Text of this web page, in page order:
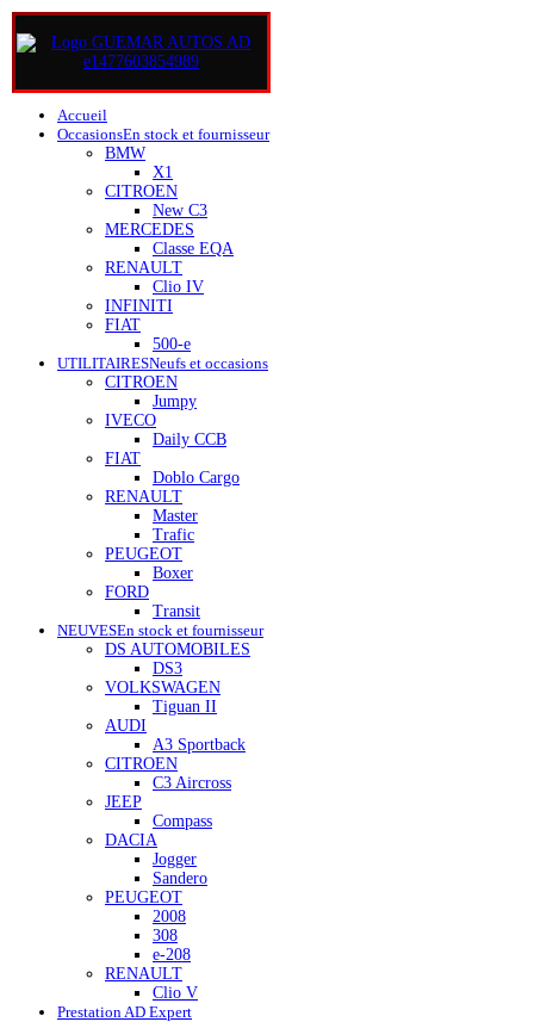
Accueil
OccasionsEn stock et fournisseur
BMW
X1
CITROEN
New C3
MERCEDES
Classe EQA
RENAULT
Clio IV
INFINITI
FIAT
500-e
UTILITAIRESNeufs et occasions
CITROEN
Jumpy
IVECO
Daily CCB
FIAT
Doblo Cargo
RENAULT
Master
Trafic
PEUGEOT
Boxer
FORD
Transit
NEUVESEn stock et fournisseur
DS AUTOMOBILES
DS3
VOLKSWAGEN
Tiguan II
AUDI
A3 Sportback
CITROEN
C3 Aircross
JEEP
Compass
DACIA
Jogger
Sandero
PEUGEOT
2008
308
e-208
RENAULT
Clio V
Prestation AD Expert